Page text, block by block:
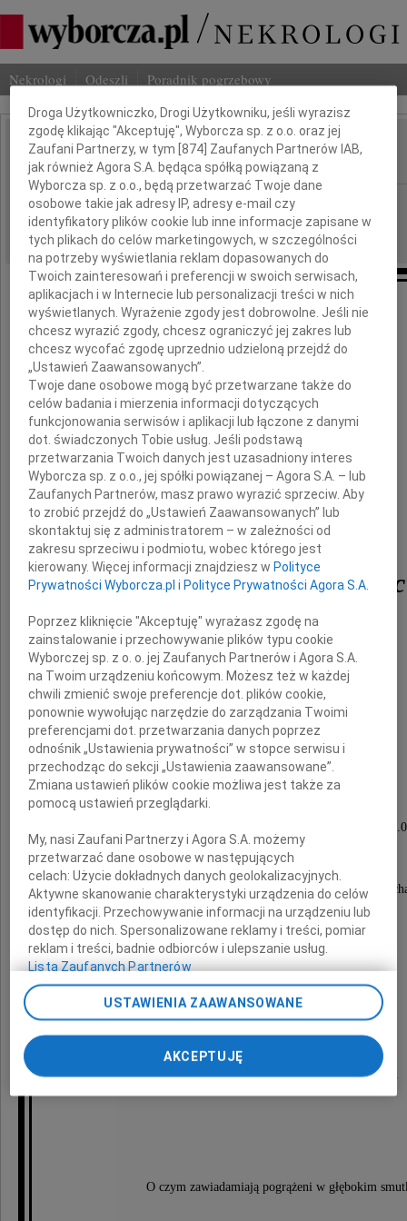
Nekrologi Odeszli Poradnik pogrzebowy
IMIĘ I NAZWISKO: Kazimierz Dziurawiec
REGION: Warszawa
DATA EMISJI: 25.03.2011
W dniu 23 marca 2011 roku
zmarł w wieku 88 lat
Kazimierz Dziurawiec
żołnierz Armii Krajowej
Msza święta żałobna odprawiona zostanie
dnia 26 marca 2011 roku (sobota) o godzinie
w kościele pw. Matki Bożej Saletyńskiej we
przy ul. Popularnej 46,
po czym nastąpi odprowadzenie Zmarłego
na cmentarz miejscowy do grobu rodzinnego.
O czym zawiadamiają pogrążeni w głębokim
Dbamy o Twoją prywatność
Droga Użytkowniczko, Drogi Użytkowniku, jeśli wyrazisz
zgodę klikając "Akceptuję", Wyborcza sp. z o.o. oraz jej
Zaufani Partnerzy, w tym [874 ] Zaufanych Partnerów IAB,
jak również Agora S.A. będąca spółką powiązaną z
Wyborcza sp. z o.o., będą przetwarzać Twoje dane
osobowe takie jak adresy IP, adresy e-mail czy
identyfikatory plików cookie lub inne informacje zapisane w
tych plikach do celów marketingowych, w szczególności
na potrzeby wyświetlania reklam dopasowanych do
Twoich zainteresowań i preferencji w swoich serwisach,
aplikacjach i w Internecie lub personalizacji treści w nich
wyświetlanych. Wyrażenie zgody jest dobrowolne. Jeśli nie
chcesz wyrazić zgody, chcesz ograniczyć jej zakres lub
chcesz wycofać zgodę uprzednio udzieloną przejdź do
„Ustawień Zaawansowanych”.
Twoje dane osobowe mogą być przetwarzane także do
celów badania i mierzenia informacji dotyczących
funkcjonowania serwisów i aplikacji lub łączone z danymi
dot. świadczonych Tobie usług. Jeśli podstawą
przetwarzania Twoich danych jest uzasadniony interes
Wyborcza sp. z o.o., jej spółki powiązanej – Agora S.A. – lub
Zaufanych Partnerów, masz prawo wyrazić sprzeciw. Aby
to zrobić przejdź do „Ustawień Zaawansowanych” lub
skontaktuj się z administratorem – w zależności od
zakresu sprzeciwu i podmiotu, wobec którego jest
kierowany. Więcej informacji znajdziesz w Polityce
Prywatności Wyborcza.pl i Polityce Prywatności Agora S.A.
Poprzez kliknięcie "Akceptuję" wyrażasz zgodę na
zainstalowanie i przechowywanie plików typu cookie
Wyborczej sp. z o. o. jej Zaufanych Partnerów i Agora S.A.
na Twoim urządzeniu końcowym. Możesz też w każdej
chwili zmienić swoje preferencje dot. plików cookie,
ponownie wywołując narzędzie do zarządzania Twoimi
preferencjami dot. przetwarzania danych poprzez
odnośnik „Ustawienia prywatności” w stopce serwisu i
przechodząc do sekcji „Ustawienia zaawansowane”.
Zmiana ustawień plików cookie możliwa jest także za
pomocą ustawień przeglądarki.
My, nasi Zaufani Partnerzy i Agora S.A. możemy
przetwarzać dane osobowe w następujących
celach:Użycie dokładnych danych geolokalizacyjnych.
Aktywne skanowanie charakterystyki urządzenia do celów
identyfikacji. Przechowywanie informacji na urządzeniu lub
dostęp do nich. Spersonalizowane reklamy i treści, pomiar
reklam i treści, badnie odbiorców i ulepszanie usług.
Lista Zaufanych Partnerów
USTAWIENIA ZAAWANSOWANE
AKCEPTUJĘ